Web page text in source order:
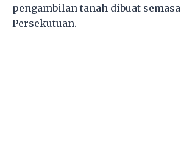
pengambilan tanah dibuat
Persekutuan.